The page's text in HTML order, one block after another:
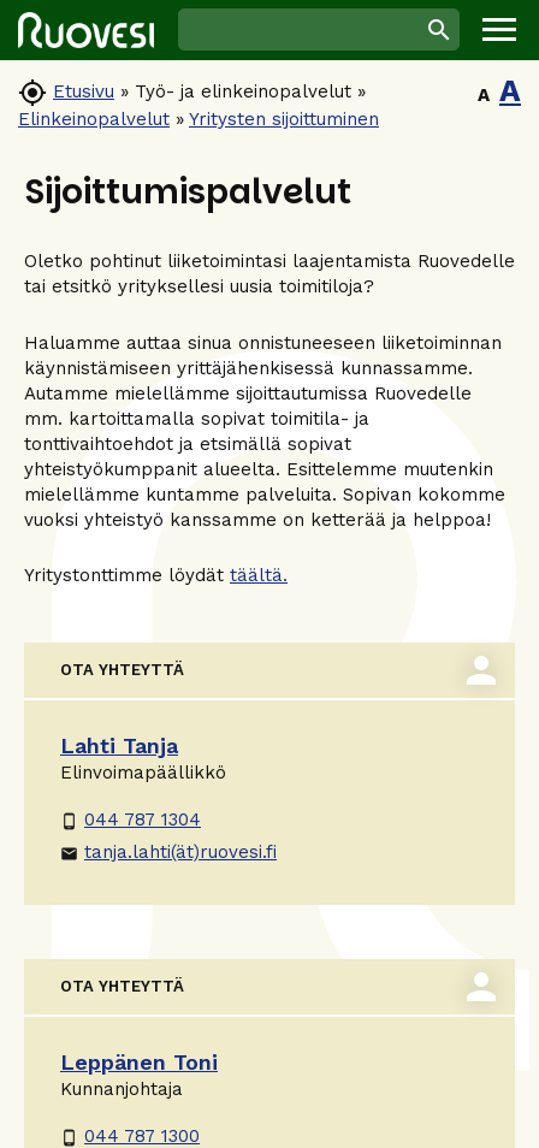
 Etusivu » Työ- ja elinkeinopalvelut »
Elinkeinopalvelut » Yritysten sijoittuminen
A A
Sijoittumispalvelut
Oletko pohtinut liiketoimintasi laajentamista Ruovedelle
tai etsitkö yrityksellesi uusia toimitiloja?
Haluamme auttaa sinua onnistuneeseen liiketoiminnan
käynnistämiseen yrittäjähenkisessä kunnassamme.
Autamme mielellämme sijoittautumissa Ruovedelle
mm. kartoittamalla sopivat toimitila- ja
tonttivaihtoehdot ja etsimällä sopivat
yhteistyökumppanit alueelta. Esittelemme muutenkin
mielellämme kuntamme palveluita. Sopivan kokomme
vuoksi yhteistyö kanssamme on ketterää ja helppoa!
Yritystonttimme löydät täältä.
OTA YHTEYTTÄ person
Lahti Tanja
Elinvoimapäällikkö
phone_android 044 787 1304
email tanja.lahti(ät)ruovesi.fi
OTA YHTEYTTÄ person
Leppänen Toni
Kunnanjohtaja
phone_android 044 787 1300